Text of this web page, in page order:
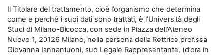
Il Titolare del trattamento, cioè l’organismo che determina
come e perché i suoi dati sono trattati, è l’Università degli
Studi di Milano-Bicocca, con sede in Piazza dell’Ateneo
Nuovo 1, 20126 Milano, nella persona della Rettrice prof.ssa
Giovanna Iannantuoni, suo Legale Rappresentante, (d’ora in